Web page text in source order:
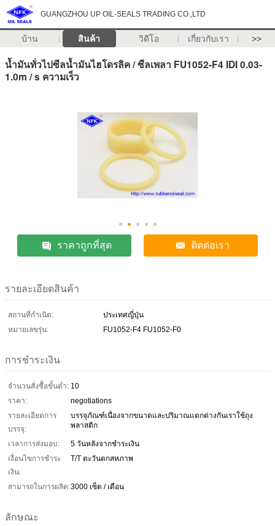
GUANGZHOU UP OIL-SEALS TRADING CO.,LTD
บ้าน สินค้า วิดีโอ เกี่ยวกับเรา >>
น้ำมันทั่วไปซีลน้ำมันไฮโดรลิค / ซีลเพลา FU1052-F4 IDI 0.03-
1.0m / s ความเร็ว
ราคาถูกที่สุด ติดต่อเรา
รายละเอียดสินค้า
สถานที่กำเนิด:
ประเทศญี่ปุ่น
หมายเลขรุ่น:
FU1052-F4 FU1052-F0
การชำระเงิน
จำนวนสั่งซื้อขั้นต่ำ: 10
ราคา:
negotiations
รายละเอียดการ
บรรจุ:
บรรจุภัณฑ์เนื่องจากขนาดและปริมาณแตกต่างกันเราใช้ถุง
พลาสติก
เวลาการส่งมอบ:
5 วันหลังจากชำระเงิน
เงื่อนไขการชำระ
เงิน:
T/T ตะวันตกสหภาพ
สามารถในการผลิต:3000 เซ็ต / เดือน
ลักษณะ